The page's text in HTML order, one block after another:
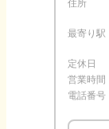
住所
最寄り駅
定休日
営業時間
電話番号